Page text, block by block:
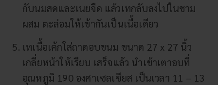
กับนมสดและเนยจืด แล้วเทกลับลงไปในชาม
ผสม ตะล่อมให้เข้ากันเป็นเนื้อเดียว
เทเนื้อเค้กใส่ถาดอบขนม ขนาด 27 x 27 นิ้ว
เกลี่ยหน้าให้เรียบ เสร็จแล้ว นำเข้าเตาอบที่
อุณหภูมิ 190 องศาเซลเซียส เป็นเวลา 11 – 13